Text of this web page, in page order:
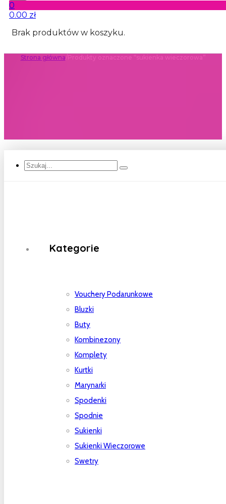
0
0.00 zł
Brak produktów w koszyku.
Strona główna
Szukaj...
Kategorie
Vouchery Podarunkowe
Bluzki
Buty
Kombinezony
Komplety
Kurtki
Marynarki
Spodenki
Spodnie
Sukienki
Sukienki Wieczorowe
Swetry